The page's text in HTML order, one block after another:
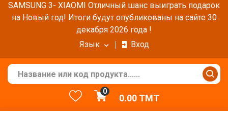
SAMSUNG 3- XIAOMI Отличный шанс выиграть подарок
на Новый год! Итоги будут опубликованы на сайте 30
декабря 2026 года !
Язык
Вход
0
0.00TMT